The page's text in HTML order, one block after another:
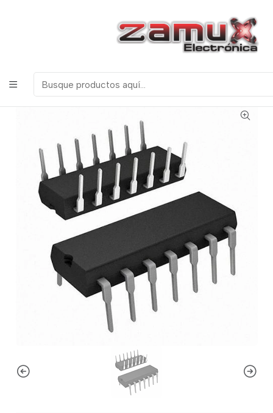
ELECTRONICOS, ROBOTICA & TECNOLOGIA
Productos
Semiconductores
Serie CD CMOS